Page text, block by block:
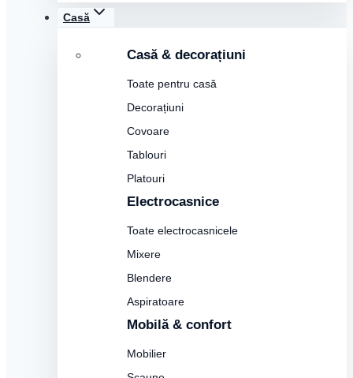
Casă
Casă & decorațiuni
Toate pentru casă
Decorațiuni
Covoare
Tablouri
Platouri
Electrocasnice
Toate electrocasnicele
Mixere
Blendere
Aspiratoare
Mobilă & confort
Mobilier